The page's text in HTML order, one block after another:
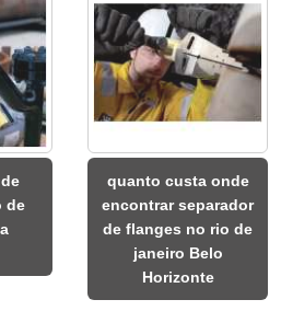
de
quanto custa onde
encontrar separador
de flanges no rio de
janeiro Belo
Horizonte